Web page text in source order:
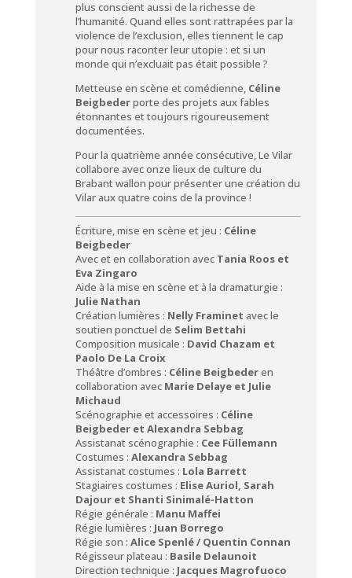
plus conscient aussi de la richesse de
l’humanité. Quand elles sont rattrapées par la
violence de l’exclusion, elles tiennent le cap
pour nous raconter leur utopie : et si un
monde qui n’excluait pas était possible ?
Metteuse en scène et comédienne, Céline
Beigbederporte des projets aux fables
étonnantes et toujours rigoureusement
documentées.
Pour la quatrième année consécutive, Le Vilar
collabore avec onze lieux de culture du
Brabant wallon pour présenter une création du
Vilar aux quatre coins de la province !
Écriture, mise en scène et jeu : Céline
Beigbeder
Avec et en collaboration avec Tania Roos et
Eva Zingaro
Aide à la mise en scène et à la dramaturgie :
Julie Nathan
Création lumières : Nelly Framinet avec le
soutien ponctuel de Selim Bettahi
Composition musicale : David Chazam et
Paolo De La Croix
Théâtre d’ombres : Céline Beigbederen
collaboration avec Marie Delaye et Julie
Michaud
Scénographie et accessoires : Céline
Beigbeder et Alexandra Sebbag
Assistanat scénographie : Cee Füllemann
Costumes : Alexandra Sebbag
Assistanat costumes : Lola Barrett
Stagiaires costumes : Elise Auriol, Sarah
Dajour et Shanti Sinimalé-Hatton
Régie générale : Manu Maffei
Régie lumières : Juan Borrego
Régie son : Alice Spenlé / Quentin Connan
Régisseur plateau : Basile Delaunoit
Direction technique : Jacques Magrofuoco